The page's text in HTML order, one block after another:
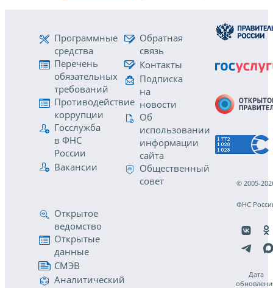
Программные
средства
Перечень
обязательных
требований
Противодействие
коррупции
Госслужба
в ФНС
России
Вакансии
Обратная
связь
Контакты
Подписка
на
новости
Об
использовании
информации
сайта
Общественный
совет
Открытое
ведомство
Открытые
данные
СМЭВ
Аналитический
© 2005-
ФНС
Дата